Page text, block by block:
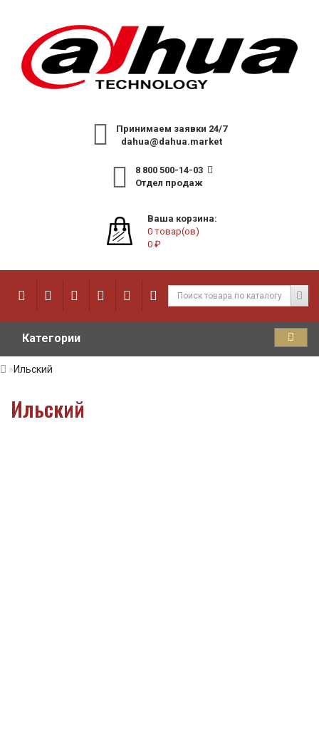
Принимаем заявки 24/7
dahua@dahua.market
8 800 500-14-03
Отдел продаж
Ваша корзина:
0 товар(ов)
0 ₽
Категории
Ильский
Ильский